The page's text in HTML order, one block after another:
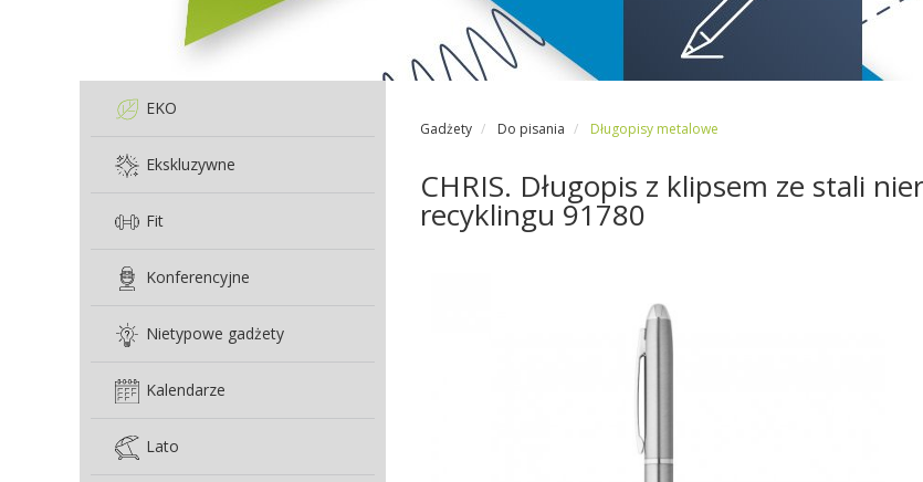
EKO
Ekskluzywne
Fit
Konferencyjne
Nietypowe gadżety
Kalendarze
Lato
Gadżety Do pisania Długopisy metalowe
CHRIS. Długopis z klipsem ze stali
recyklingu 91780